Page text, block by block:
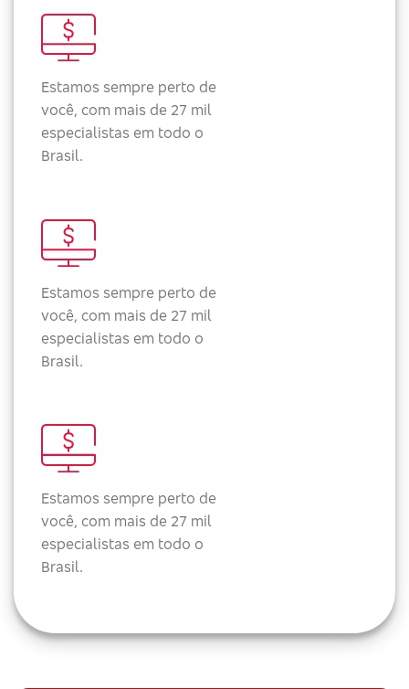
Estamos sempre perto de
você, com mais de 27 mil
especialistas em todo o
Brasil.
Estamos sempre perto de
você, com mais de 27 mil
especialistas em todo o
Brasil.
Estamos sempre perto de
você, com mais de 27 mil
especialistas em todo o
Brasil.